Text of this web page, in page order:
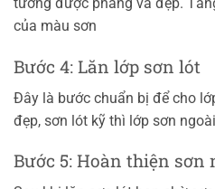
của màu sơn
Bước 4: Lăn lớp sơn lót
Đây là bước chuẩn bị để cho
đẹp, sơn lót kỹ thì lớp sơn
Bước 5: Hoàn thiện sơn